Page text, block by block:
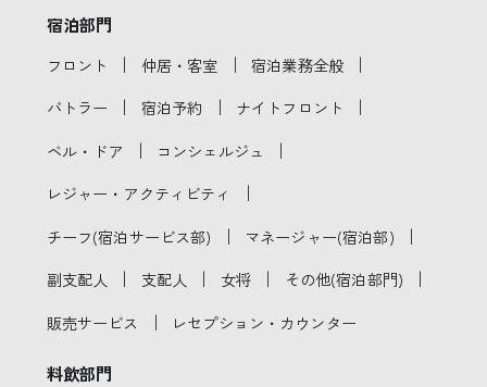
宿泊部門
フロント ｜ 仲居・客室 ｜ 宿泊業務全般 ｜
バトラー ｜ 宿泊予約 ｜ ナイトフロント ｜
ベル・ドア ｜ コンシェルジュ ｜
レジャー・アクティビティ ｜
チーフ(宿泊サービス部) ｜ マネージャー(宿泊部) ｜
副支配人 ｜ 支配人 ｜ 女将 ｜ その他(宿泊部門) ｜
販売サービス ｜ レセプション・カウンター
料飲部門